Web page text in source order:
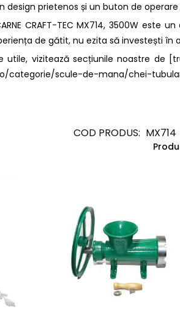
design prietenos și un buton de
CRAFT-TEC MX714, 3500W
de gătit, nu ezita să investești în
utile, vizitează secțiunile noastre de
categorie/scule-de-mana/chei-
COD PRODUS: MX714